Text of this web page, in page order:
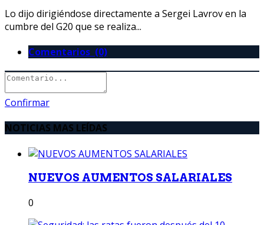
Lo dijo dirigiéndose directamente a Sergei Lavrov en la
cumbre del G20 que se realiza...
Comentarios (0)
Confirmar
NOTICIAS MAS LEÍDAS
NUEVOS AUMENTOS SALARIALES
0